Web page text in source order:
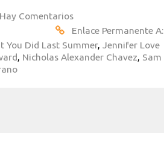
Comentarios
Enlace Permanente A:
You Did Last Summer,
Jennifer Love
Nicholas Alexander Chavez Sam